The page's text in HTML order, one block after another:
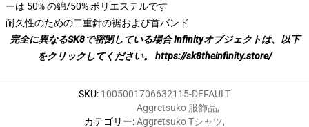
ーは 50% の綿/50% ポリエステルです
耐久性のための二重針の裾および首バンド
完全に異なるSK8で密閉している場合 Infinityオブジェクトは、以下
をクリックしてください。 https://sk8theinfinity.store/
SKU: 1005001706632115-DEFAULT
カテゴリー:
Aggretsuko 服飾品,
Aggretsuko Tシャツ,